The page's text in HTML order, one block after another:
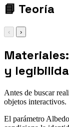
📘 Teoría
‹ ›
y
Antes de buscar
objetos interactivos.
El parámetro